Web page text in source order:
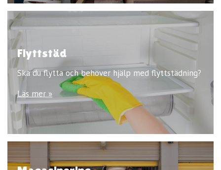
Flyttstäd
Ska du flytta och behöver hjälp med flyttstädning?
Läs mer »